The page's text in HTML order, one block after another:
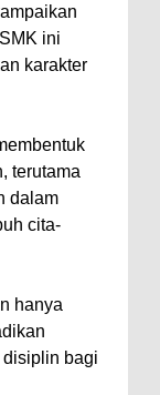
ini
karakter
terutama
dalam
cita-
hanya
disiplin bagi